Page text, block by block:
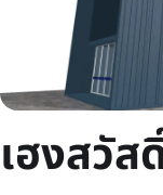
เฮงสวั